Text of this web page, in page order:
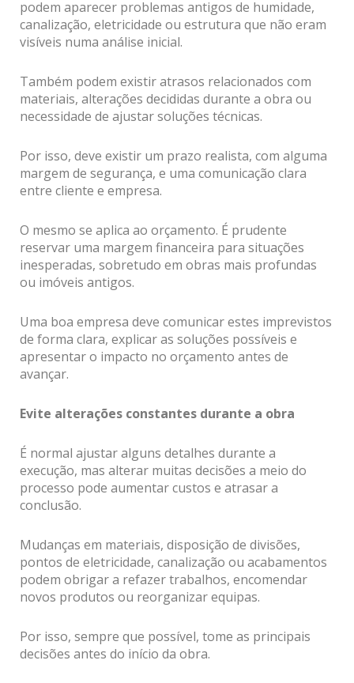
podem aparecer problemas antigos de humidade,
canalização, eletricidade ou estrutura que não eram
visíveis numa análise inicial.
Também podem existir atrasos relacionados com
materiais, alterações decididas durante a obra ou
necessidade de ajustar soluções técnicas.
Por isso, deve existir um prazo realista, com alguma
margem de segurança, e uma comunicação clara
entre cliente e empresa.
O mesmo se aplica ao orçamento. É prudente
reservar uma margem financeira para situações
inesperadas, sobretudo em obras mais profundas
ou imóveis antigos.
Uma boa empresa deve comunicar estes imprevistos
de forma clara, explicar as soluções possíveis e
apresentar o impacto no orçamento antes de
avançar.
Evite alterações constantes durante a obra
É normal ajustar alguns detalhes durante a
execução, mas alterar muitas decisões a meio do
processo pode aumentar custos e atrasar a
conclusão.
Mudanças em materiais, disposição de divisões,
pontos de eletricidade, canalização ou acabamentos
podem obrigar a refazer trabalhos, encomendar
novos produtos ou reorganizar equipas.
Por isso, sempre que possível, tome as principais
decisões antes do início da obra.